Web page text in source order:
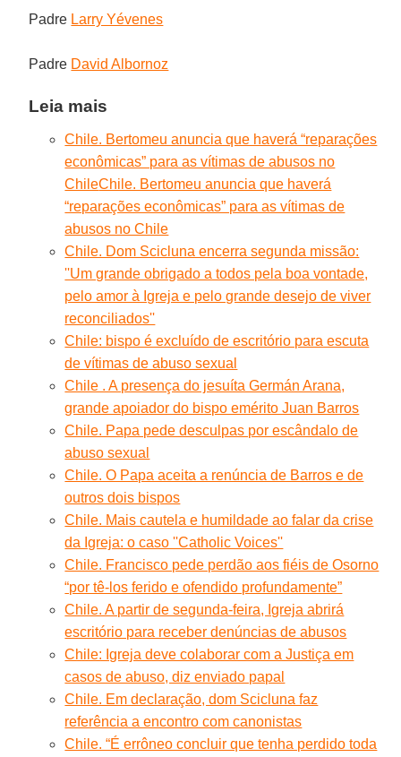
Padre Larry Yévenes
Padre David Albornoz
Leia mais
Chile. Bertomeu anuncia que haverá “reparações
econômicas” para as vítimas de abusos no
ChileChile. Bertomeu anuncia que haverá
“reparações econômicas” para as vítimas de
abusos no Chile
Chile. Dom Scicluna encerra segunda missão:
''Um grande obrigado a todos pela boa vontade,
pelo amor à Igreja e pelo grande desejo de viver
reconciliados''
Chile: bispo é excluído de escritório para escuta
de vítimas de abuso sexual
Chile . A presença do jesuíta Germán Arana,
grande apoiador do bispo emérito Juan Barros
Chile. Papa pede desculpas por escândalo de
abuso sexual
Chile. O Papa aceita a renúncia de Barros e de
outros dois bispos
Chile. Mais cautela e humildade ao falar da crise
da Igreja: o caso ''Catholic Voices''
Chile. Francisco pede perdão aos fiéis de Osorno
“por tê-los ferido e ofendido profundamente”
Chile. A partir de segunda-feira, Igreja abrirá
escritório para receber denúncias de abusos
Chile: Igreja deve colaborar com a Justiça em
casos de abuso, diz enviado papal
Chile. Em declaração, dom Scicluna faz
referência a encontro com canonistas
Chile. “É errôneo concluir que tenha perdido toda